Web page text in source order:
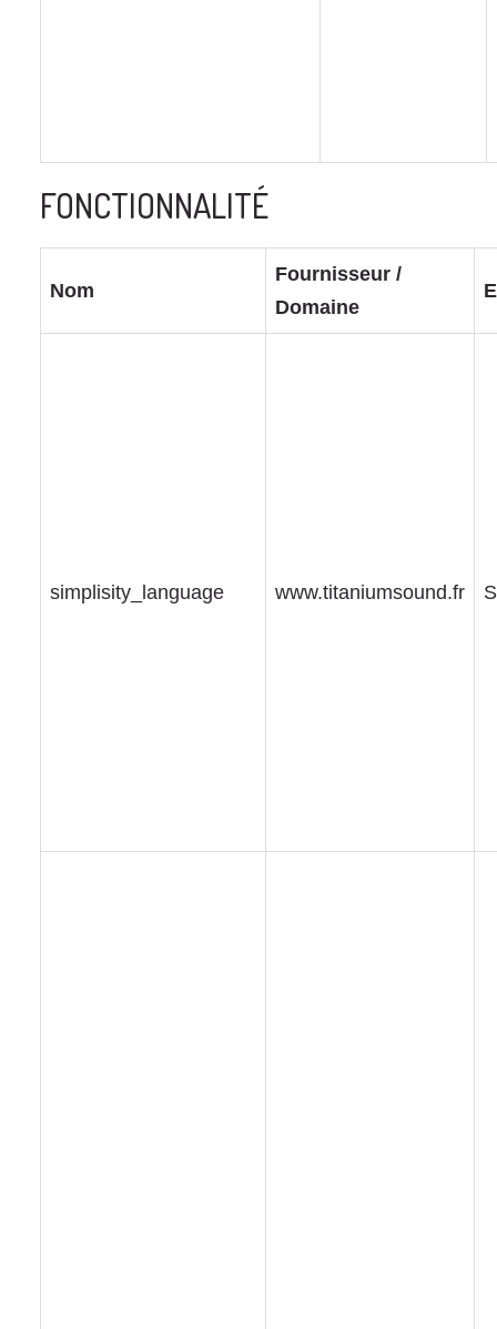
FONCTIONNALITÉ
Nom
Fournisseur /
Domaine
simplisity_language www.titaniumsound.fr